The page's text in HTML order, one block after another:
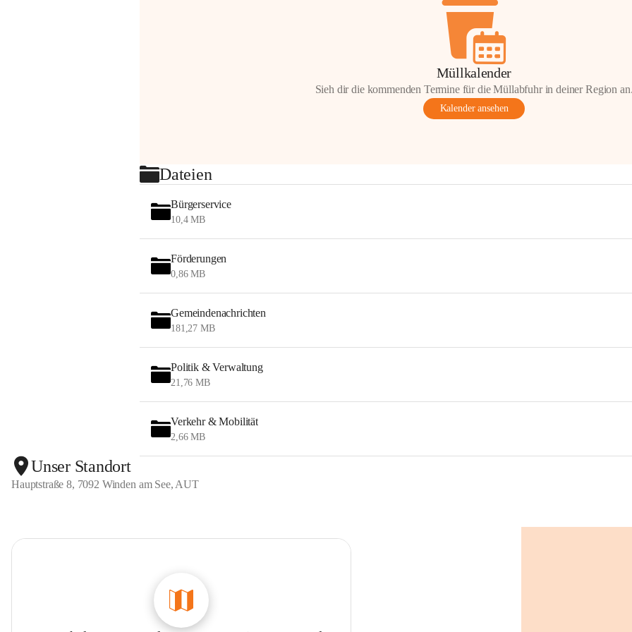
Müllkalender
Sieh dir die kommenden Termine für die Müllabfuhr in deiner Region
Kalender ansehen
Dateien
Bürgerservice
10,4 MB
Förderungen
0,86 MB
Gemeindenachrichten
181,27 MB
Politik & Verwaltung
21,76 MB
Verkehr & Mobilität
2,66 MB
Unser Standort
Hauptstraße 8, 7092 Winden am See, AUT